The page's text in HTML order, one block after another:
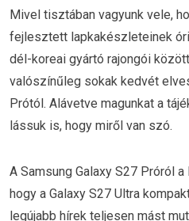
Mivel tisztában vagyunk vele,
fejlesztett lapkakészleteinek
dél-koreai gyártó rajongói
valószínűleg sokak kedvét
Prótól. Alávetve magunkat a
lássuk is, hogy miről van szó.
A Samsung Galaxy S27 Próról
hogy a Galaxy S27 Ultra
legújabb hírek teljesen mást